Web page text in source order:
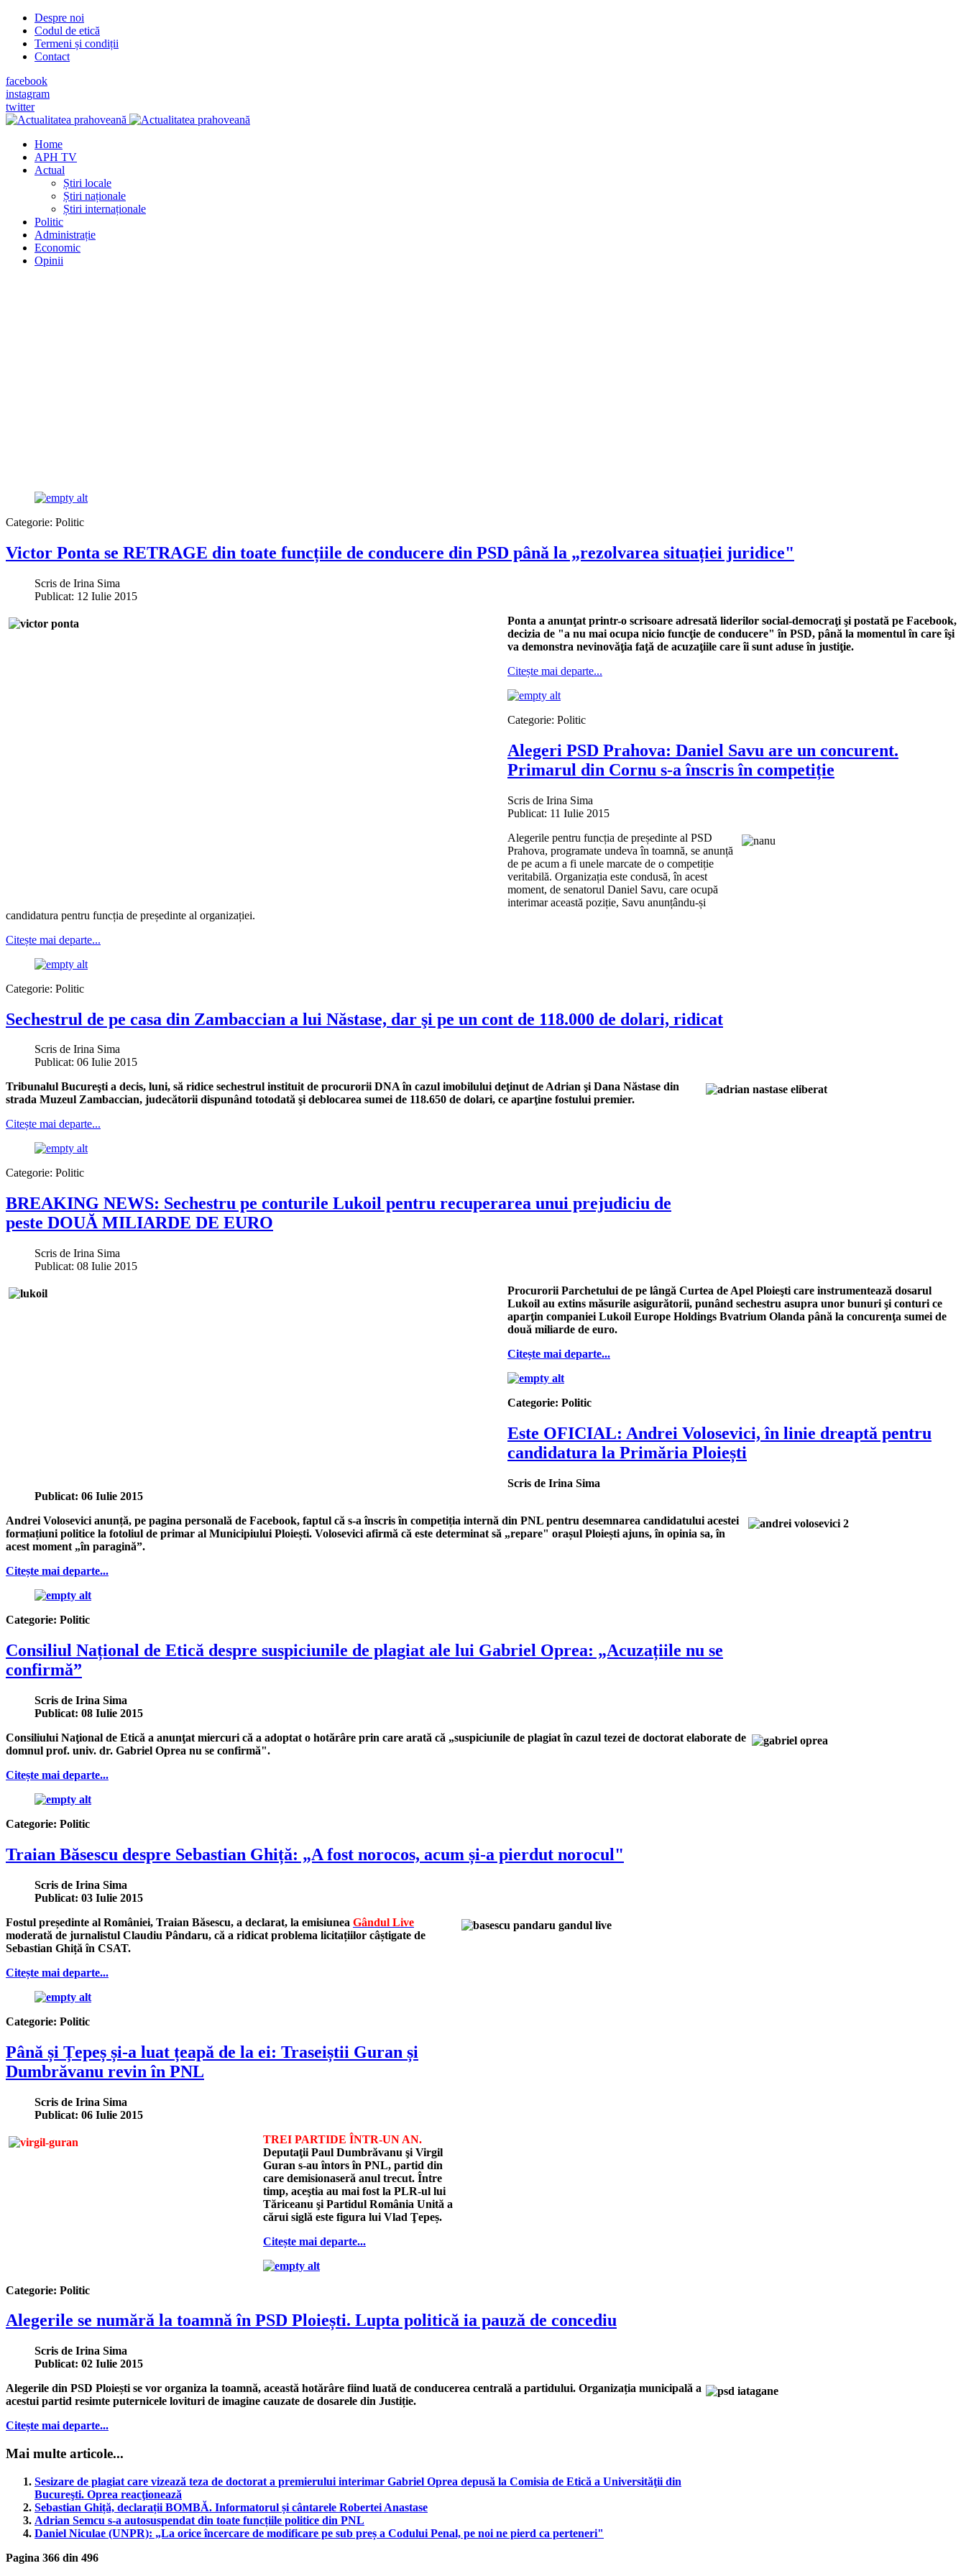
Despre noi
Codul de etică
Termeni și condiții
Contact
facebook
instagram
twitter
Home
APH TV
Actual
Știri locale
Știri naționale
Știri internaționale
Politic
Administrație
Economic
Opinii
Categorie: Politic
Victor Ponta se RETRAGE din toate funcțiile de conducere din PSD până la „rezolvarea situației juridice"
Scris de Irina Sima
Publicat: 12 Iulie 2015
Ponta a anunţat printr-o scrisoare adresată liderilor social-democraţi şi postată pe Facebook,
decizia de "a nu mai ocupa nicio funcţie de conducere" în PSD, până la momentul în care îşi
va demonstra nevinovăţia faţă de acuzaţiile care îi sunt aduse în justiţie.
Citește mai departe...
Categorie: Politic
Alegeri PSD Prahova: Daniel Savu are un concurent.
Primarul din Cornu s-a înscris în competiție
Scris de Irina Sima
Publicat: 11 Iulie 2015
Alegerile pentru funcția de președinte al PSD
Prahova, programate undeva în toamnă, se anunță
de pe acum a fi unele marcate de o competiție
veritabilă. Organizația este condusă, în acest
moment, de senatorul Daniel Savu, care ocupă
interimar această poziție, Savu anunțându-și
candidatura pentru funcția de președinte al organizației.
Citește mai departe...
Categorie: Politic
Sechestrul de pe casa din Zambaccian a lui Năstase, dar şi pe un cont de 118.000 de dolari, ridicat
Scris de Irina Sima
Publicat: 06 Iulie 2015
Tribunalul Bucureşti a decis, luni, să ridice sechestrul instituit de procurorii DNA în cazul imobilului deţinut de Adrian şi Dana Năstase din
strada Muzeul Zambaccian, judecătorii dispunând totodată şi deblocarea sumei de 118.650 de dolari, ce aparţine fostului premier.
Citește mai departe...
Categorie: Politic
BREAKING NEWS: Sechestru pe conturile Lukoil pentru recuperarea unui prejudiciu de
peste DOUĂ MILIARDE DE EURO
Scris de Irina Sima
Publicat: 08 Iulie 2015
Procurorii Parchetului de pe lângă Curtea de Apel Ploieşti care instrumentează dosarul
Lukoil au extins măsurile asigurătorii, punând sechestru asupra unor bunuri şi conturi ce
aparţin companiei Lukoil Europe Holdings Bvatrium Olanda până la concurenţa sumei de
două miliarde de euro.
Citește mai departe...
Categorie: Politic
Este OFICIAL: Andrei Volosevici, în linie dreaptă pentru
candidatura la Primăria Ploiești
Scris de Irina Sima
Publicat: 06 Iulie 2015
Andrei Volosevici anunță, pe pagina personală de Facebook, faptul că s-a înscris în competiția internă din PNL pentru desemnarea candidatului acestei
formațiuni politice la fotoliul de primar al Municipiului Ploiești. Volosevici afirmă că este determinat să „repare" orașul Ploiești ajuns, în opinia sa, în
acest moment „în paragină”.
Citește mai departe...
Categorie: Politic
Consiliul Național de Etică despre suspiciunile de plagiat ale lui Gabriel Oprea: „Acuzațiile nu se
confirmă”
Scris de Irina Sima
Publicat: 08 Iulie 2015
Consiliului Naţional de Etică a anunţat miercuri că a adoptat o hotărâre prin care arată că „suspiciunile de plagiat în cazul tezei de doctorat elaborate de
domnul prof. univ. dr. Gabriel Oprea nu se confirmă".
Citește mai departe...
Categorie: Politic
Traian Băsescu despre Sebastian Ghiță: „A fost norocos, acum și-a pierdut norocul"
Scris de Irina Sima
Publicat: 03 Iulie 2015
Fostul președinte al României, Traian Băsescu, a declarat, la emisiunea Gândul Live
moderată de jurnalistul Claudiu Pândaru, că a ridicat problema licitațiilor câștigate de
Sebastian Ghiță în CSAT.
Citește mai departe...
Categorie: Politic
Până și Țepeș și-a luat țeapă de la ei: Traseiștii Guran și
Dumbrăvanu revin în PNL
Scris de Irina Sima
Publicat: 06 Iulie 2015
TREI PARTIDE ÎNTR-UN AN.
Deputaţii Paul Dumbrăvanu şi Virgil
Guran s-au întors în PNL, partid din
care demisionaseră anul trecut. Între
timp, aceştia au mai fost la PLR-ul lui
Tăriceanu şi Partidul România Unită a
cărui siglă este figura lui Vlad Ţepeș.
Citește mai departe...
Categorie: Politic
Alegerile se numără la toamnă în PSD Ploiești. Lupta politică ia pauză de concediu
Scris de Irina Sima
Publicat: 02 Iulie 2015
Alegerile din PSD Ploiești se vor organiza la toamnă, această hotărâre fiind luată de conducerea centrală a partidului. Organizația municipală a
acestui partid resimte puternicele lovituri de imagine cauzate de dosarele din Justiție.
Citește mai departe...
Mai multe articole...
Sesizare de plagiat care vizează teza de doctorat a premierului interimar Gabriel Oprea depusă la Comisia de Etică a Universităţii din
Bucureşti. Oprea reacţionează
Sebastian Ghiță, declarații BOMBĂ. Informatorul și cântarele Robertei Anastase
Adrian Semcu s-a autosuspendat din toate funcțiile politice din PNL
Daniel Niculae (UNPR): „La orice încercare de modificare pe sub preș a Codului Penal, pe noi ne pierd ca perteneri"
Pagina 366 din 496